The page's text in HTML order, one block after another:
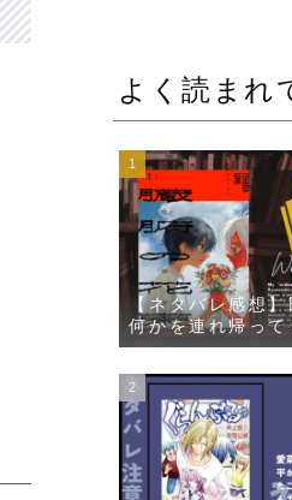
よく読まれ
【ネタバレ感想
何かを連れ帰っ
ー漫画【臓腑の花